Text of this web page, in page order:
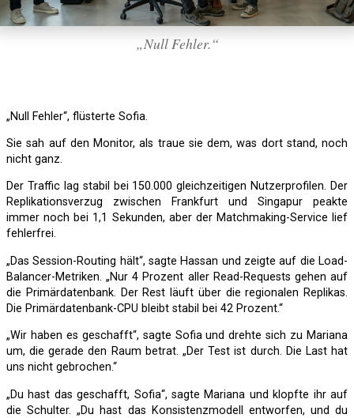
„Null Fehler.“
„Null Fehler“, flüsterte Sofia.
Sie sah auf den Monitor, als traue sie dem, was dort stand, noch
nicht ganz.
Der Traffic lag stabil bei 150.000 gleichzeitigen Nutzerprofilen. Der
Replikationsverzug zwischen Frankfurt und Singapur peakte
immer noch bei 1,1 Sekunden, aber der Matchmaking-Service lief
fehlerfrei.
„Das Session-Routing hält“, sagte Hassan und zeigte auf die Load-
Balancer-Metriken. „Nur 4 Prozent aller Read-Requests gehen auf
die Primärdatenbank. Der Rest läuft über die regionalen Replikas.
Die Primärdatenbank-CPU bleibt stabil bei 42 Prozent.“
„Wir haben es geschafft“, sagte Sofia und drehte sich zu Mariana
um, die gerade den Raum betrat. „Der Test ist durch. Die Last hat
uns nicht gebrochen.“
„Du hast das geschafft, Sofia“, sagte Mariana und klopfte ihr auf
die Schulter. „Du hast das Konsistenzmodell entworfen, und du